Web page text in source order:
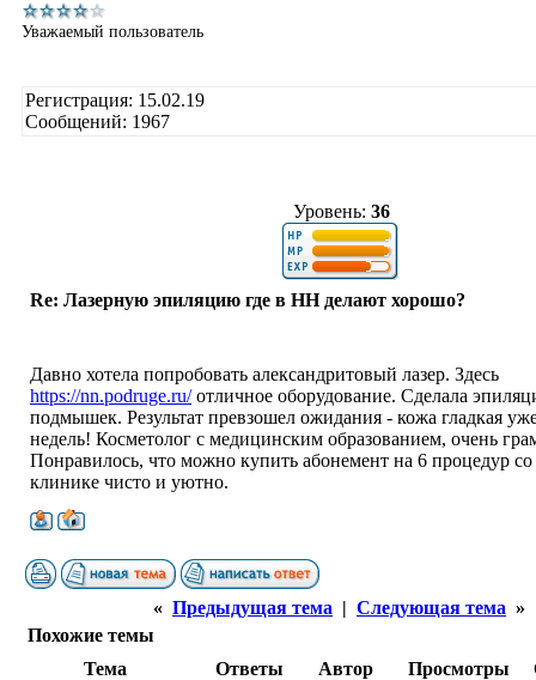
Уважаемый пользователь
Регистрация: 15.02.19
Сообщений: 1967
Уровень: 36
Re: Лазерную эпиляцию где в НН делают хорошо?
Давно хотела попробовать александритовый лазер. Здесь
https://nn.podruge.ru/отличное оборудование. Сделала
подмышек. Результат превзошел ожидания - кожа гладкая
недель! Косметолог с медицинским образованием, очень
Понравилось, что можно купить абонемент на 6 процедур
клинике чисто и уютно.
« Предыдущая тема | Следующая тема »
Похожие темы
Тема
Ответы Автор Просмотры